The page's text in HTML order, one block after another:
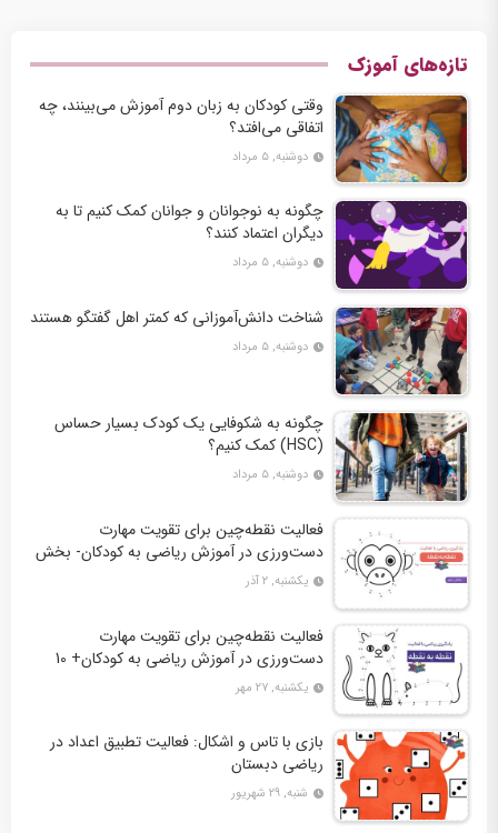
تازه‌های آموزک
وقتی کودکان به زبان دوم آموزش می‌بینند، چه
اتفاقی می‌افتد؟
دوشنبه, ۵ مرداد
چگونه به نوجوانان و جوانان کمک کنیم تا به
دیگران اعتماد کنند؟
دوشنبه, ۵ مرداد
شناخت دانش‌آموزانی که کمتر اهل گفتگو هستند
دوشنبه, ۵ مرداد
چگونه به شکوفایی یک کودک بسیار حساس
(HSC) کمک کنیم؟
دوشنبه, ۵ مرداد
فعالیت نقطه‌چین برای تقویت مهارت
دست‌ورزی در آموزش ریاضی به کودکان- بخش
دوم + 10 کاربرگ فعالیت
یکشنبه, ۲ آذر
فعالیت نقطه‌چین برای تقویت مهارت
دست‌ورزی در آموزش ریاضی به کودکان+ 10
کاربرگ فعالیت
یکشنبه, ۲۷ مهر
بازی با تاس و اشکال: فعالیت تطبیق اعداد در
ریاضی دبستان
شنبه, ۲۹ شهریور